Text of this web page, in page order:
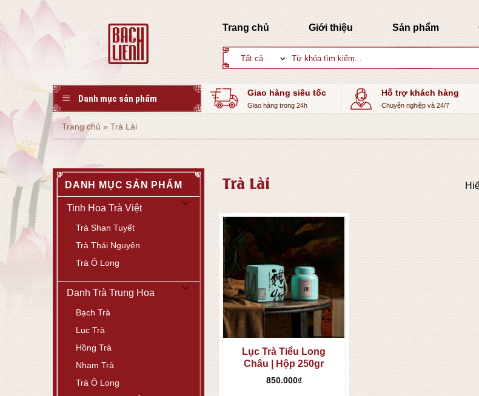
to
content
Trang chủ Giới thiệu Sản phẩm
kiếm:
Danh mục sản phẩm
Giao hàng siêu tốc
Giao hàng trong 24h
Hỗ trợ khách hàng
Chuyện nghiệp và 24/7
Trang chủ » Trà Lài
DANH MỤC SẢN PHẨM
Tinh Hoa Trà Việt
Trà Shan Tuyết
Trà Thái Nguyên
Trà Ô Long
Danh Trà Trung Hoa
Bạch Trà
Lục Trà
Hồng Trà
Nham Trà
Trà Ô Long
Trà Lài
Lục Trà Tiểu Long
Châu | Hộp 250gr
850.000₫